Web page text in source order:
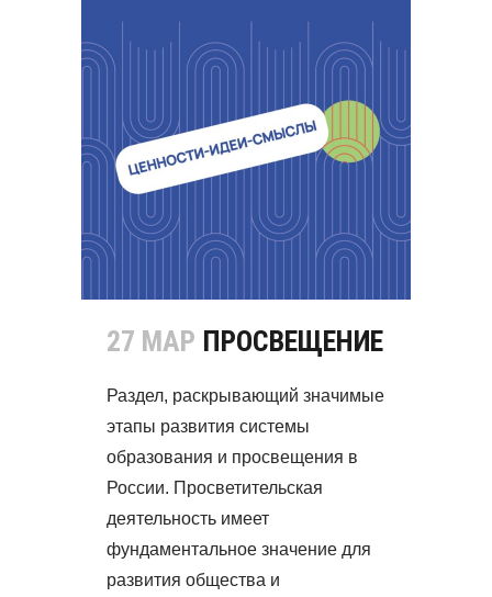
27 МАР ПРОСВЕЩЕНИЕ
Раздел, раскрывающий значимые
этапы развития системы
образования и просвещения в
России. Просветительская
деятельность имеет
фундаментальное значение для
развития общества и